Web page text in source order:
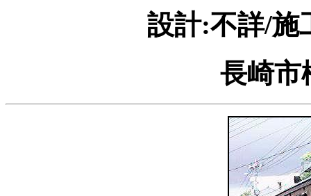
設計:不詳/施
長崎市